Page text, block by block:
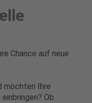
Chance auf neue
möchten Ihre
Ob